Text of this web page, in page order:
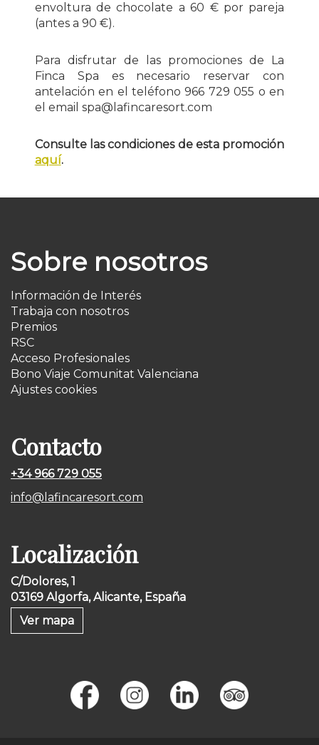
envoltura de chocolate a 60 € por pareja
(antes a 90 €).
Para disfrutar de las promociones de La
Finca Spa es necesario reservar con
antelación en el teléfono 966 729 055 o en
el email spa@lafincaresort.com
Consulte las condiciones de esta promoción
aquí.
Sobre nosotros
Información de Interés
Trabaja con nosotros
Premios
RSC
Acceso Profesionales
Bono Viaje Comunitat Valenciana
Ajustes cookies
Contacto
+34 966 729 055
info@lafincaresort.com
Localización
C/Dolores, 1
03169 Algorfa, Alicante, España
Ver mapa